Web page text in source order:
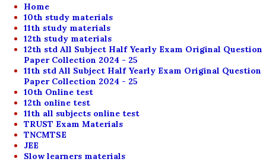
Home
10th study materials
11th study materials
12th study materials
12th std All Subject Half Yearly Exam Original Question
Paper Collection 2024 - 25
11th std All Subject Half Yearly Exam Original Question
Paper Collection 2024 - 25
10th Online test
12th online test
11th all subjects online test
TRUST Exam Materials
TNCMTSE
JEE
Slow learners materials